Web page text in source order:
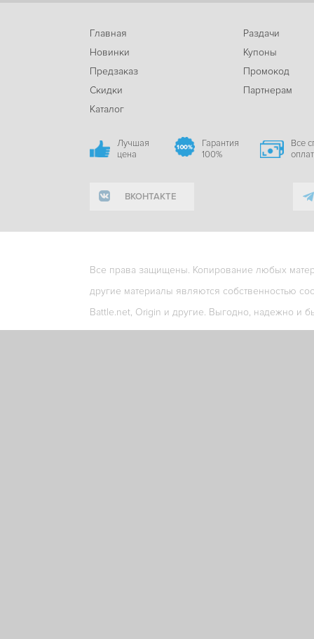
Главная
Новинки
Предзаказ
Скидки
Каталог
Раздачи
Купоны
Промокод
Партнерам
Лучшая
цена
Гарантия
100%
Все
ВКОНТАКТЕ
Все права защищены. Копирование любых
другие материалы являются собственностью
Battle.net, Origin и другие. Выгодно, надежно и